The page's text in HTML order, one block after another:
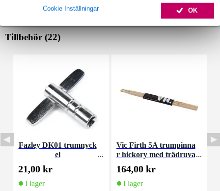
OK
Cookie Inställningar
Tillbehör (22)
Fazley DK01 trumnyck
el
21,00 kr
I lager
Vic Firth 5A trumpinna
r hickory med trädruva
164,00 kr
I lager